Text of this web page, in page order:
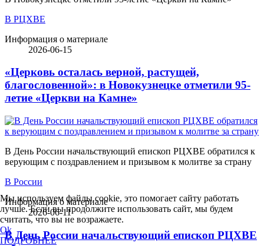
В РЦХВЕ
Информация о материале
2026-06-15
«Церковь осталась верной, растущей,
благословенной»: в Новокузнецке отметили 95-
летие «Церкви на Камне»
В День России начальствующий епископ РЦХВЕ обратился к
верующим с поздравлением и призывом к молитве за страну
В России
Информация о материале
2026-06-11
В День России начальствующий епископ РЦХВЕ
Мы используем файлы cookie, это помогает сайту работать
лучше. Если вы продолжите использовать сайт, мы будем
считать, что вы не возражаете.
Ok
ПОДРОБНЕЕ